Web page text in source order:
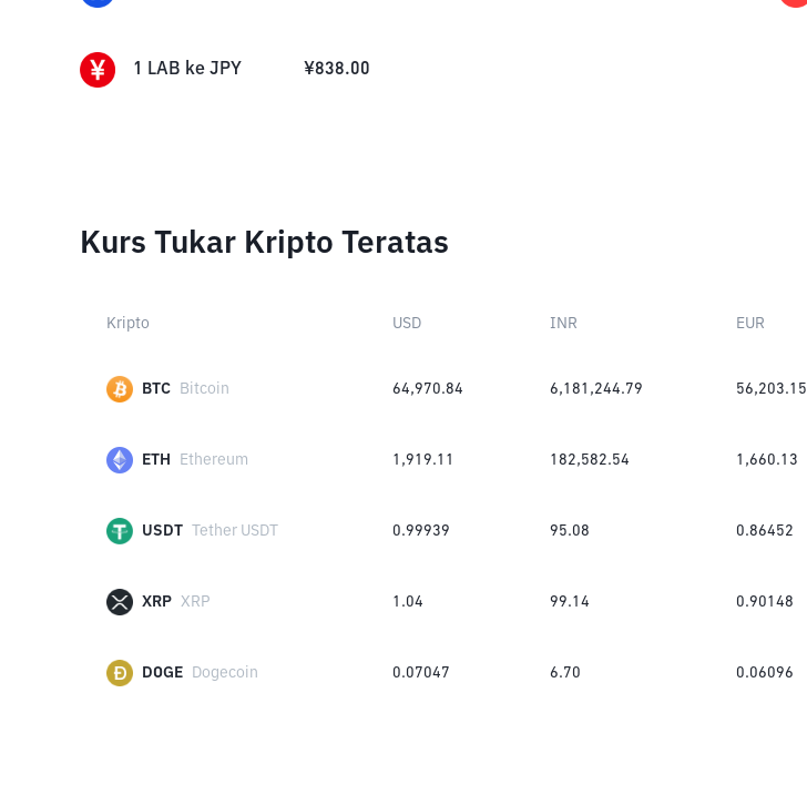
1 LAB ke JPY ¥838.00
Kurs Tukar Kripto Teratas
Kripto USD INR EUR
BTC Bitcoin 64,970.84 6,181,244.79 56,203.15
ETH Ethereum 1,919.11 182,582.54 1,660.13
USDT Tether USDT 0.99939 95.08 0.86452
XRP XRP 1.04 99.14 0.90148
DOGE Dogecoin 0.07047 6.70 0.06096